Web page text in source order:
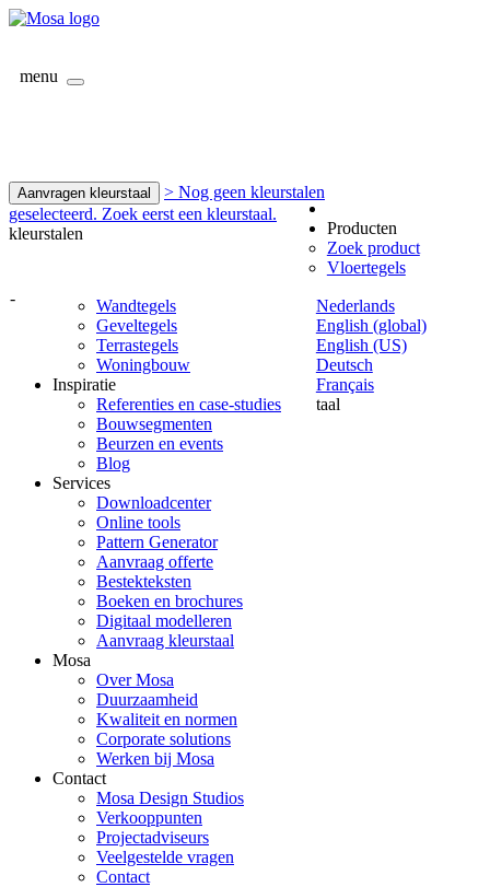
menu
Aanvragen kleurstaal
> Nog geen kleurstalen
geselecteerd. Zoek eerst een kleurstaal.
kleurstalen
-
Nederlands
English (global)
English (US)
Deutsch
Français
taal
Producten
Zoek product
Vloertegels
Wandtegels
Geveltegels
Terrastegels
Woningbouw
Inspiratie
Referenties en case-studies
Bouwsegmenten
Beurzen en events
Blog
Services
Downloadcenter
Online tools
Pattern Generator
Aanvraag offerte
Bestekteksten
Boeken en brochures
Digitaal modelleren
Aanvraag kleurstaal
Mosa
Over Mosa
Duurzaamheid
Kwaliteit en normen
Corporate solutions
Werken bij Mosa
Contact
Mosa Design Studios
Verkooppunten
Projectadviseurs
Veelgestelde vragen
Contact